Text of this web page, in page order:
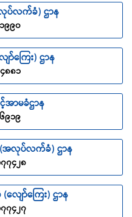
လက်ခံ) ဌာန
၉၉၀
ကြေး) ဌာန
၈၈၁
မခံဌာန
၉၁၉
(အလုပ်လက်ခံ) ဌာန
၇၄၂၈
ျော်ကြေး) ဌာန
၇၄၂၇